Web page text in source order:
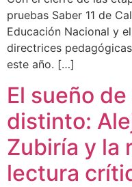
pruebas Saber 11 de
Educación Nacional y
directrices
este año. […]
El sueño
distinto:
Zubiría y la
lectura